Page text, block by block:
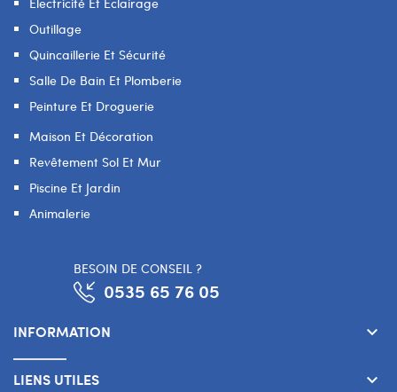
Electricité Et Éclairage
Outillage
Quincaillerie Et Sécurité
Salle De Bain Et Plomberie
Peinture Et Droguerie
Maison Et Décoration
Revêtement Sol Et Mur
Piscine Et Jardin
Animalerie
BESOIN DE CONSEIL ?
0535 65 76 05
INFORMATION keyboard_arrow_down
LIENS UTILES keyboard_arrow_down